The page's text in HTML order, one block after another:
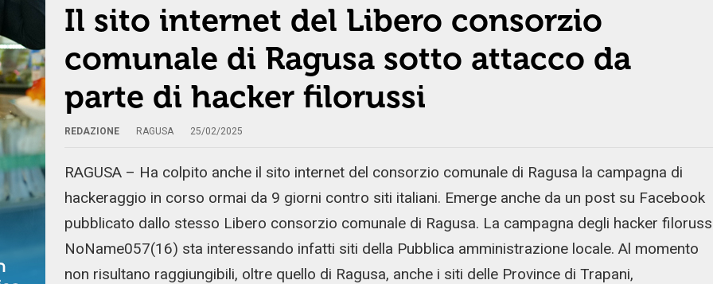
Il sito internet del Libero consorzio
comunale di Ragusa sotto attacco da
parte di hacker filorussi
REDAZIONE RAGUSA 25/02/2025
RAGUSA – Ha colpito anche il sito internet del consorzio comunale di Ragusa la campagna di
hackeraggio in corso ormai da 9 giorni contro siti italiani. Emerge anche da un post su Facebook
pubblicato dallo stesso Libero consorzio comunale di Ragusa. La campagna degli hacker
NoName057(16) sta interessando infatti siti della Pubblica amministrazione locale. Al momento
non risultano raggiungibili, oltre quello di Ragusa, anche i siti delle Province di Trapani,